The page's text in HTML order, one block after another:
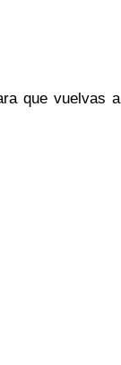
que vuelvas a